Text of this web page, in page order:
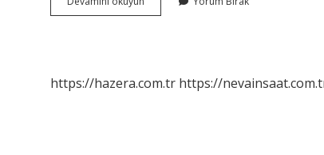
Devrimi
https://hazera.com.tr https://